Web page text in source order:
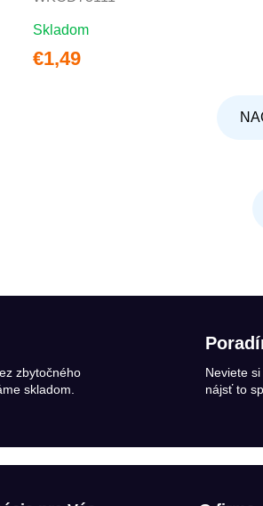
Skladom
€1,49
zbytočného
skladom.
Neviete
nájsť to